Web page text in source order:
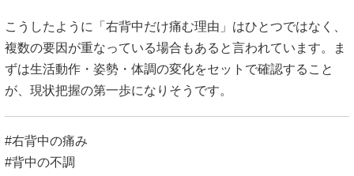
こうしたように「右背中だけ痛む理由」はひとつではなく、
複数の要因が重なっている場合もあると言われています。ま
ずは生活動作・姿勢・体調の変化をセットで確認すること
が、現状把握の第一歩になりそうです。
#右背中の痛み
#背中の不調